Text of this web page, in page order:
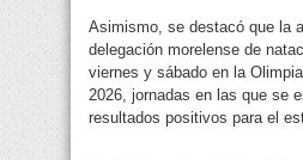
Asimismo, se destacó que la
delegación morelense de
viernes y sábado en la
2026, jornadas en las que se
resultados positivos para el